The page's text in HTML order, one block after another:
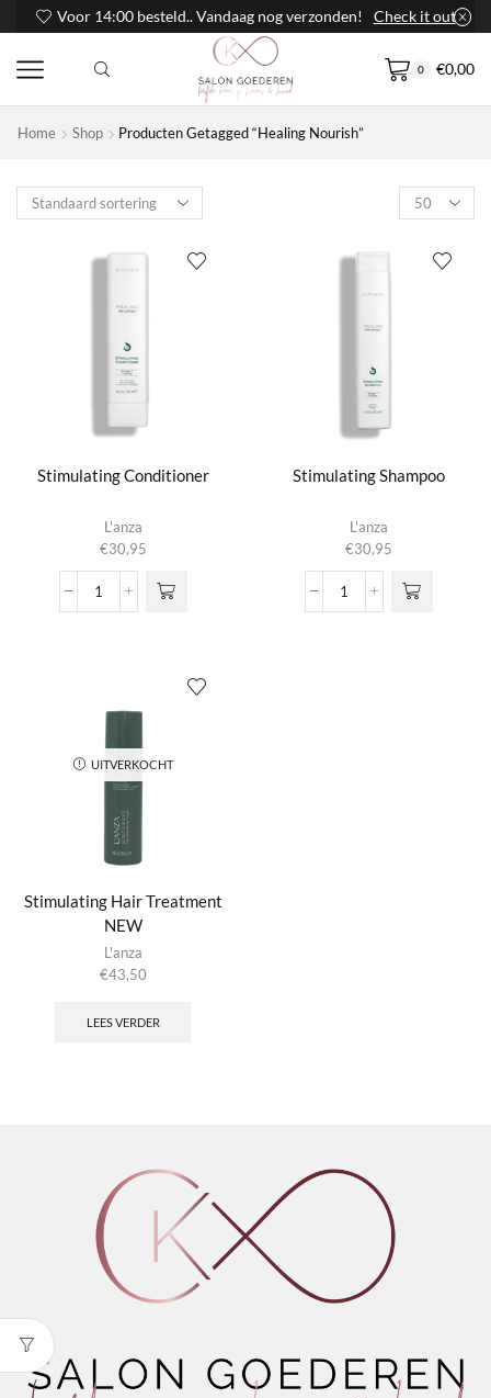
Voor 14:00 besteld.. Vandaag nog verzonden! Check it out
0 €0,00
Home Shop Producten Getagged “Healing Nourish”
Products
per
Stimulating Conditioner
L'anza
€30,95
Stimulating
Stimulating Shampoo
L'anza
€30,95
Stimulating
UITVERKOCHT
Stimulating Hair Treatment
NEW
L'anza
€43,50
LEES VERDER